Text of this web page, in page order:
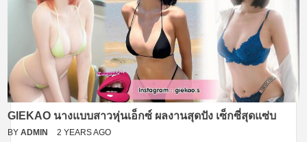
GIEKAO นางแบบสาวหุ่นเอ็กซ์ ผลงานสุดปัง เซ็กซี่สุดแซ่บ
BY ADMIN 2 YEARS AGO